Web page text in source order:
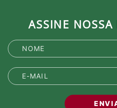
Produto Oficial Licenciado
Ao comprar um produto
clube que recebe royalties
produto.
ASSINE NOSSA